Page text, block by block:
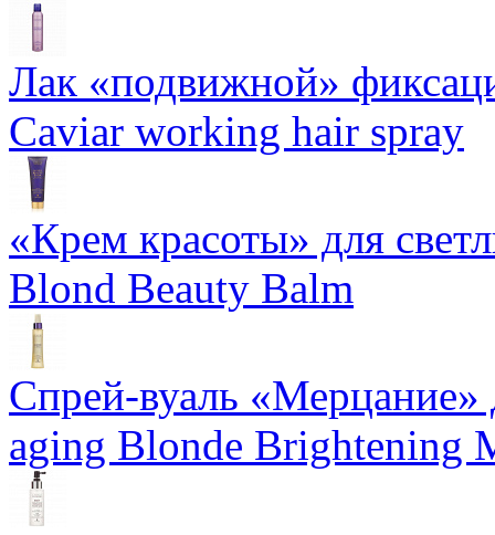
Лак «подвижной»
Caviar working hair spray
«Крем красоты» для
Blond Beauty Balm
Спрей-вуаль «Мерцание»
aging Blonde Brightening